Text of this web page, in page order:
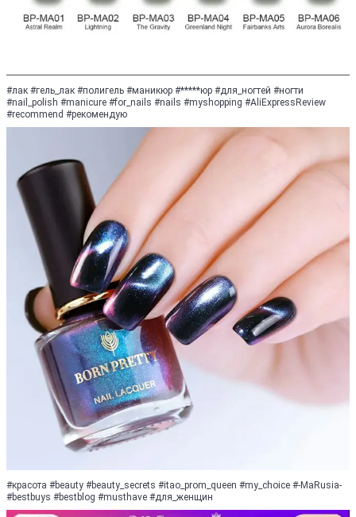
#лак #гель_лак #полигель #маникюр #*****юр #для_ногтей #ногти
#nail_polish #manicure #for_nails #nails #myshopping #AliExpressReview
#recommend #рекомендую
#красота #beauty #beauty_secrets #itao_prom_queen #my_choice #-MaRusia-
#bestbuys #bestblog #musthave #для_женщин